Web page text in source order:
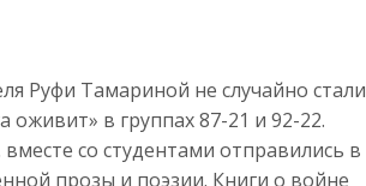
Руфи Тамариной не случайно стали
в группах 87-21 и 92-22.
со студентами отправились в
прозы и поэзии. Книги о войне